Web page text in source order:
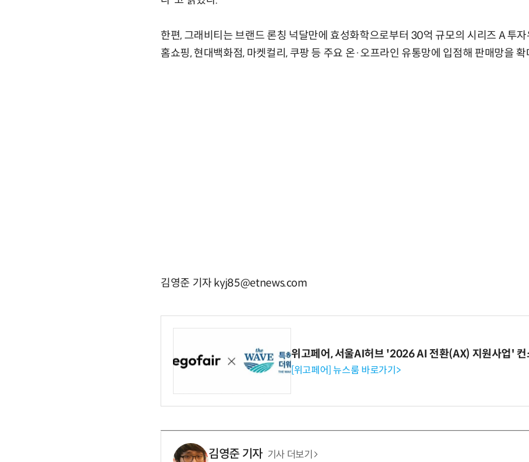
한편, 그래비티는 브랜드 론칭 넉달만에 효성화학으로부터 30억 규모의 시리즈 A 투자
홈쇼핑, 현대백화점, 마켓컬리, 쿠팡 등 주요 온·오프라인 유통망에 입점해 판매망을
김영준 기자 kyj85@etnews.com
위고페어, 서울AI허브 '2026 AI 전환(AX) 지원사업' 컨
[위고페어] 뉴스룸 바로가기>
김영준 기자 기사 더보기